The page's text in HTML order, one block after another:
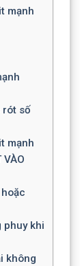
mạnh
rót số
mạnh
VÀO
phuy khi
không